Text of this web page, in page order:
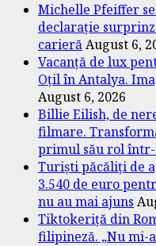
Michelle Pfeiffer
declarație
carierăAugust 6,
Vacanță de lux
Oțil în Antalya.
August 6, 2026
Billie Eilish, de
filmare.
primul său rol
Turiști păcăliți de
3.540 de euro
nu au mai ajuns
Tiktokeriță din
filipineză. „Nu mi-